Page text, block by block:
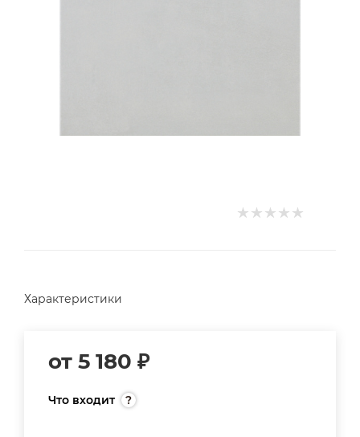
Характеристики
от 5 180 ₽
Что входит